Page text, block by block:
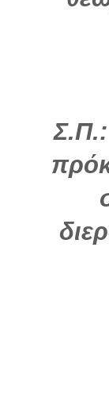
Σ.Π.: